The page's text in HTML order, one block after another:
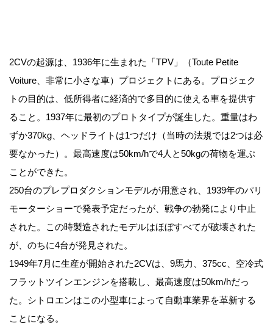
2CVの起源は、1936年に生まれた「TPV」（Toute Petite
Voiture、非常に小さな車）プロジェクトにある。プロジェク
トの目的は、低所得者に経済的で多目的に使える車を提供す
ること。1937年に最初のプロトタイプが誕生した。重量はわ
ずか370kg、ヘッドライトは1つだけ（当時の法規では2つは必
要なかった）。最高速度は50km/hで4人と50kgの荷物を運ぶ
ことができた。
250台のプレプロダクションモデルが用意され、1939年のパリ
モーターショーで発表予定だったが、戦争の勃発により中止
された。この時製造されたモデルはほぼすべてが破壊された
が、のちに4台が発見された。
1949年7月に生産が開始された2CVは、9馬力、375cc、空冷式
フラットツインエンジンを搭載し、最高速度は50km/hだっ
た。シトロエンはこの小型車によって自動車業界を革新する
ことになる。